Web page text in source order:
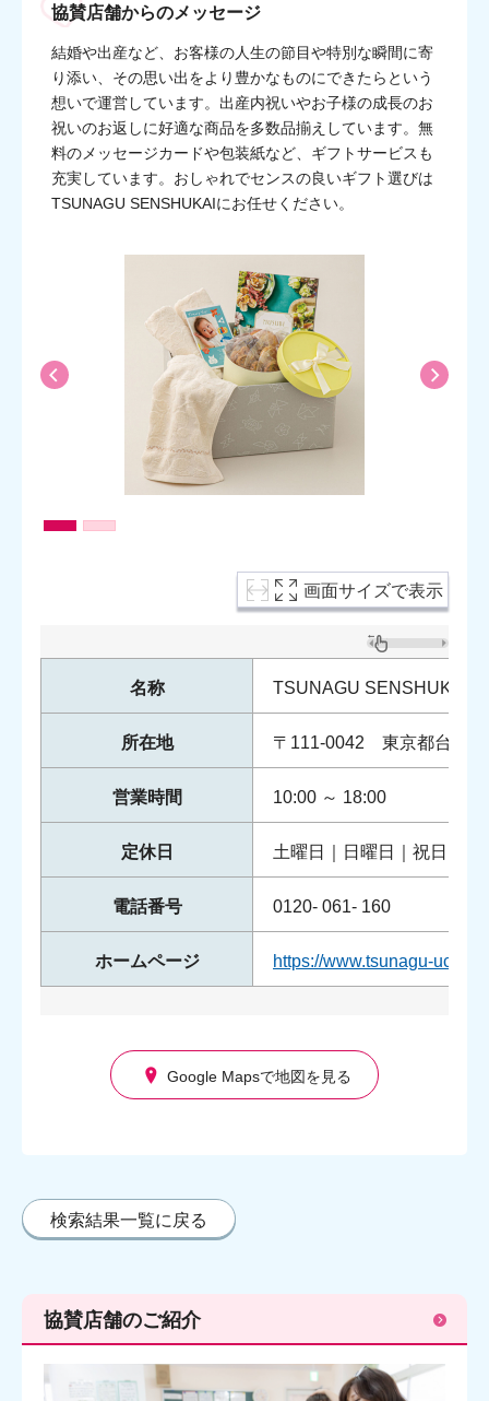
協賛店舗からのメッセージ
結婚や出産など、お客様の人生の節目や特別な瞬間に寄
り添い、その思い出をより豊かなものにできたらという
想いで運営しています。出産内祝いやお子様の成長のお
祝いのお返しに好適な商品を多数品揃えしています。無
料のメッセージカードや包装紙など、ギフトサービスも
充実しています。おしゃれでセンスの良いギフト選びは
TSUNAGU SENSHUKAIにお任せください。
画面サイズで表示
名称 TSUNAGU SENSHUKAI
所在地 〒111-0042 東京都台東区
営業時間 10:00 ～ 18:00
定休日 土曜日｜日曜日｜祝日 年
電話番号 0120- 061- 160
ホームページ https://www.tsunagu-
Google Mapsで地図を見る
検索結果一覧に戻る
協賛店舗のご紹介